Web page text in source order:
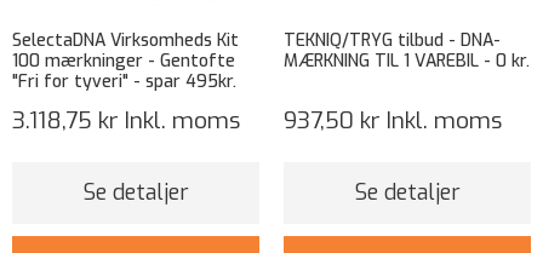
SelectaDNA Virksomheds Kit
100 mærkninger - Gentofte
"Fri for tyveri" - spar 495kr.
3.118,75 kr Inkl. moms
Se detaljer
TEKNIQ/TRYG tilbud - DNA-
MÆRKNING TIL 1 VAREBIL - 0 kr.
937,50 kr Inkl. moms
Se detaljer